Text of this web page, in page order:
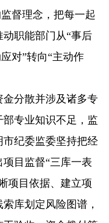
督理念，把每一起
职能部门从“事后
对”转向“主动作
分散并涉及诸多专
专业知识不足，监
纪委监委坚持把经
目监督“三库一表
项目依据、建立项
库划定风险图谱，